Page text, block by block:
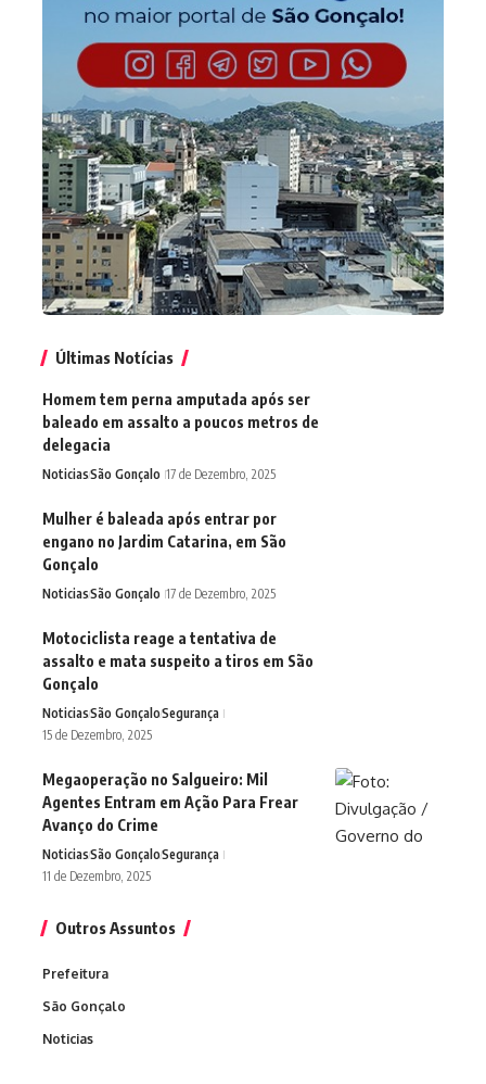
Últimas Notícias
Homem tem perna amputada após ser
baleado em assalto a poucos metros de
delegacia
NoticiasSão Gonçalo 17 de Dezembro, 2025
Mulher é baleada após entrar por
engano no Jardim Catarina, em São
Gonçalo
NoticiasSão Gonçalo 17 de Dezembro, 2025
Motociclista reage a tentativa de
assalto e mata suspeito a tiros em São
Gonçalo
NoticiasSão GonçaloSegurança
15 de Dezembro, 2025
Megaoperação no Salgueiro: Mil
Agentes Entram em Ação Para Frear
Avanço do Crime
NoticiasSão GonçaloSegurança
11 de Dezembro, 2025
Outros Assuntos
Prefeitura
São Gonçalo
Noticias